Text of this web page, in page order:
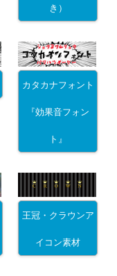
き）
カタカナフォント
『効果音フォン
ト』
王冠・クラウンア
イコン素材